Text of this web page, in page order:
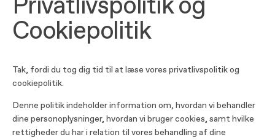
Privatlivspolitik og
Cookiepolitik
Tak, fordi du tog dig tid til at læse vores privatlivspolitik og
cookiepolitik.
Denne politik indeholder information om, hvordan vi behandler
dine personoplysninger, hvordan vi bruger cookies, samt hvilke
rettigheder du har i relation til vores behandling af dine